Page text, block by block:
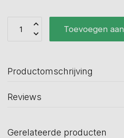
Toevoegen
Productomschrijving
Reviews
Gerelateerde producten